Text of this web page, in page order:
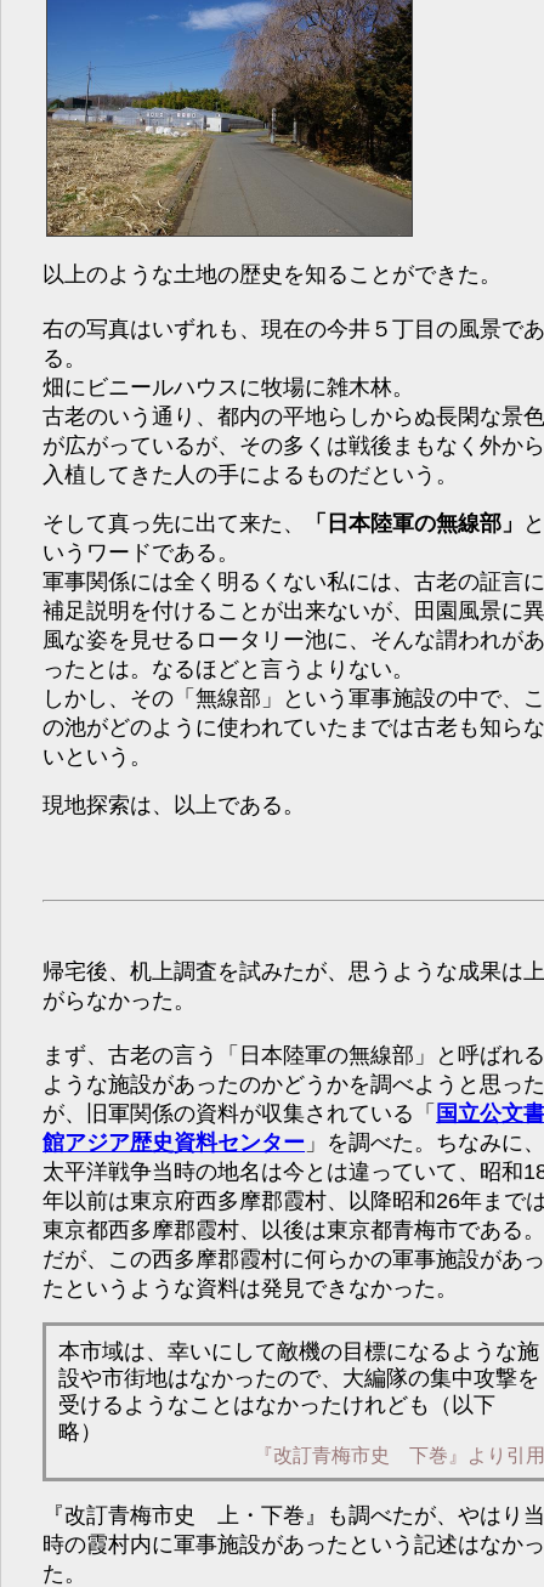
以上のような土地の歴史を知ることができた。
右の写真はいずれも、現在の今井５丁目の風景で
る。
畑にビニールハウスに牧場に雑木林。
古老のいう通り、都内の平地らしからぬ長閑な景
が広がっているが、その多くは戦後まもなく外か
入植してきた人の手によるものだという。
そして真っ先に出て来た、
「日本陸軍の無線部」
いうワードである。
軍事関係には全く明るくない私には、古老の証言
補足説明を付けることが出来ないが、田園風景に
風な姿を見せるロータリー池に、そんな謂われが
ったとは。なるほどと言うよりない。
しかし、その「無線部」という軍事施設の中で、
の池がどのように使われていたまでは古老も知ら
いという。
現地探索は、以上である。
帰宅後、机上調査を試みたが、思うような成果は
がらなかった。
まず、古老の言う「日本陸軍の無線部」と呼ばれ
ような施設があったのかどうかを調べようと思っ
が、旧軍関係の資料が収集されている「 国立公文
館アジア歴史資料センター 」を調べた。ちなみに
太平洋戦争当時の地名は今とは違っていて、昭和
年以前は東京府西多摩郡霞村、以降昭和26年まで
東京都西多摩郡霞村、以後は東京都青梅市である
だが、この西多摩郡霞村に何らかの軍事施設があ
たというような資料は発見できなかった。
本市域は、幸いにして敵機の目標になるような施
設や市街地はなかったので、大編隊の集中攻撃を
受けるようなことはなかったけれども（以下
略）
『改訂青梅市史 下巻』より引用
『改訂青梅市史 上・下巻』も調べたが、やはり
時の霞村内に軍事施設があったという記述はなか
た。